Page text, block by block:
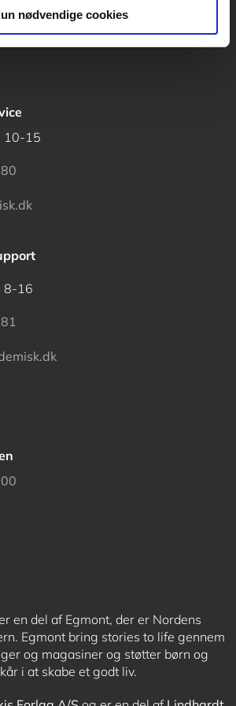
nødvendige cookies
10-15
8-16
en del af Egmont, der er Nordens
Egmont bring stories to life gennem
og magasiner og støtter børn og
i at skabe et godt liv.